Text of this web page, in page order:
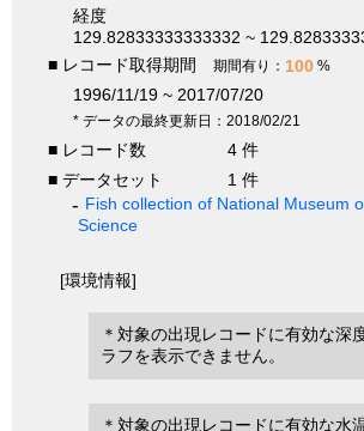
経度
129.82833333333332 ~
■ レコード取得期間
期間有り： 100 %
1996/11/19 ~ 2017/07/20
* データの最終更新日：2018/02/21
■ レコード数
4 件
■ データセット
1 件
Fish collection of National Museum
Science
[環境情報]
＊対象の出現レコードに有効な深
ラフを表示できません。
＊対象の出現レコードに有効な水